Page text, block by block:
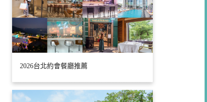
2026台北約會餐廳推薦